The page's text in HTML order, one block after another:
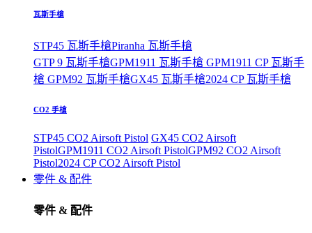
瓦斯手槍
STP45 瓦斯手槍Piranha 瓦斯手槍
GTP 9 瓦斯手槍GPM1911 瓦斯手槍 GPM1911 CP 瓦斯手
槍 GPM92 瓦斯手槍GX45 瓦斯手槍2024 CP 瓦斯手槍
CO2 手槍
STP45 CO2 Airsoft Pistol GX45 CO2 Airsoft
PistolGPM1911 CO2 Airsoft PistolGPM92 CO2 Airsoft
Pistol2024 CP CO2 Airsoft Pistol
零件 & 配件
零件 & 配件